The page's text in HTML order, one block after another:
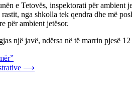
e Tetovës, inspektorati për ambient
nga shkolla tek qendra dhe më
për ambient jetësor.
një javë, ndërsa në të marrin pjesë
⟶